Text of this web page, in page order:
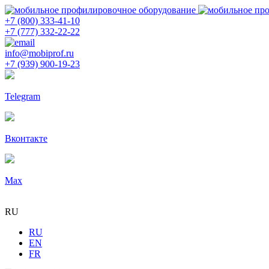
+7 (800) 333-41-10
+7 (777) 332-22-22
info@mobiprof.ru
+7 (939) 900-19-23
Telegram
Вконтакте
Max
RU
RU
EN
FR